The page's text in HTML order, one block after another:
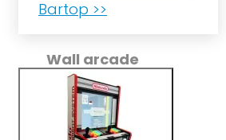
Bartop >>
Wall arcade